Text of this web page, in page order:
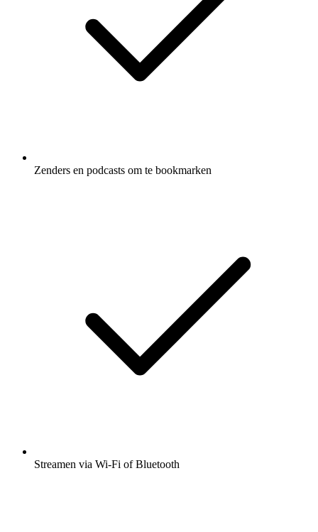
Zenders en podcasts om te bookmarken
Streamen via Wi-Fi of Bluetooth